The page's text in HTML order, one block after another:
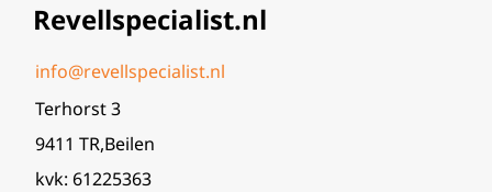
Revellspecialist.nl
info@revellspecialist.nl
Terhorst 3
9411 TR,Beilen
kvk: 61225363